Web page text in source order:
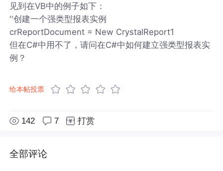
见到在VB中的例子如下：
''创建一个强类型报表实例
crReportDocument = New CrystalReport1
但在C#中用不了，请问在C#中如何建立强类型报表实
例？
给本帖投票
142 7 打赏
全部评论